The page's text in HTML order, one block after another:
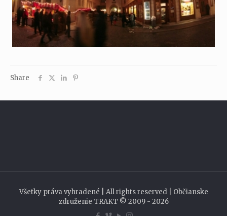
Share
Všetky práva vyhradené | All rights reserved | Občianske
združenie TRAKT © 2009 - 2026